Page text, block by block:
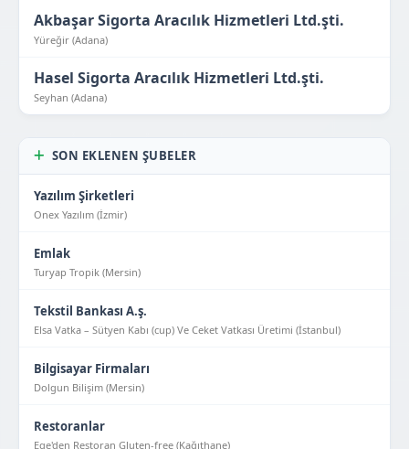
Akbaşar Sigorta Aracılık Hizmetleri Ltd.şti.
Yüreğir (Adana)
Hasel Sigorta Aracılık Hizmetleri Ltd.şti.
Seyhan (Adana)
SON EKLENEN ŞUBELER
Yazılım Şirketleri
Onex Yazılım (İzmir)
Emlak
Turyap Tropik (Mersin)
Tekstil Bankası A.ş.
Elsa Vatka – Sütyen Kabı (cup) Ve Ceket Vatkası Üretimi (İstanbul)
Bilgisayar Firmaları
Dolgun Bilişim (Mersin)
Restoranlar
Ege'den Restoran Gluten-free (Kağıthane)